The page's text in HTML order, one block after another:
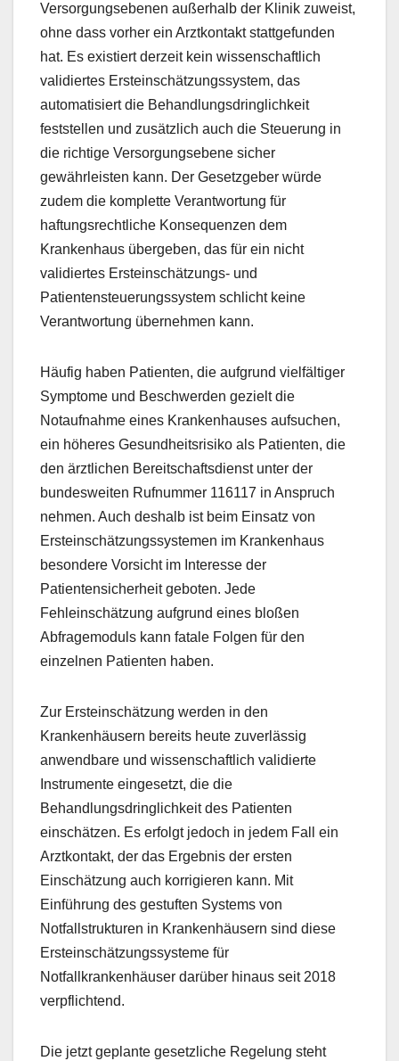
Versorgungsebenen außerhalb der Klinik zuweist,
ohne dass vorher ein Arztkontakt stattgefunden
hat. Es existiert derzeit kein wissenschaftlich
validiertes Ersteinschätzungssystem, das
automatisiert die Behandlungsdringlichkeit
feststellen und zusätzlich auch die Steuerung in
die richtige Versorgungsebene sicher
gewährleisten kann. Der Gesetzgeber würde
zudem die komplette Verantwortung für
haftungsrechtliche Konsequenzen dem
Krankenhaus übergeben, das für ein nicht
validiertes Ersteinschätzungs- und
Patientensteuerungssystem schlicht keine
Verantwortung übernehmen kann.
Häufig haben Patienten, die aufgrund vielfältiger
Symptome und Beschwerden gezielt die
Notaufnahme eines Krankenhauses aufsuchen,
ein höheres Gesundheitsrisiko als Patienten, die
den ärztlichen Bereitschaftsdienst unter der
bundesweiten Rufnummer 116117 in Anspruch
nehmen. Auch deshalb ist beim Einsatz von
Ersteinschätzungssystemen im Krankenhaus
besondere Vorsicht im Interesse der
Patientensicherheit geboten. Jede
Fehleinschätzung aufgrund eines bloßen
Abfragemoduls kann fatale Folgen für den
einzelnen Patienten haben.
Zur Ersteinschätzung werden in den
Krankenhäusern bereits heute zuverlässig
anwendbare und wissenschaftlich validierte
Instrumente eingesetzt, die die
Behandlungsdringlichkeit des Patienten
einschätzen. Es erfolgt jedoch in jedem Fall ein
Arztkontakt, der das Ergebnis der ersten
Einschätzung auch korrigieren kann. Mit
Einführung des gestuften Systems von
Notfallstrukturen in Krankenhäusern sind diese
Ersteinschätzungssysteme für
Notfallkrankenhäuser darüber hinaus seit 2018
verpflichtend.
Die jetzt geplante gesetzliche Regelung steht